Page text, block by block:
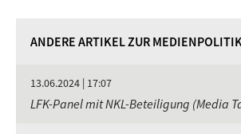
ANDERE ARTIKEL ZUR
13.06.2024 | 17:07
LFK-Panel mit NKL-Beteiligung (Media